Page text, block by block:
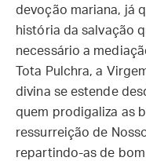
devoção mariana, já
história da salvação
necessário a
Tota Pulchra, a
divina se estende
quem prodigaliza as
ressurreição de
repartindo-as de